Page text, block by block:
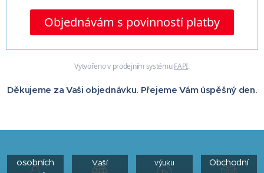
Objednávám s povinností platby
Vytvořeno v prodejním systémuFAPI.
Děkujeme za Vaši objednávku. Přejeme Vám úspěšný den.
osobních
Vaší
výuku
Obchodní